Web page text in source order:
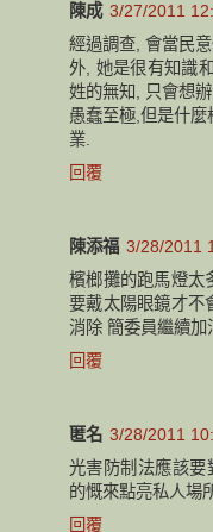
陳成 3/27/2011
經過調查, 會當民
外, 她是很有知識
姓的無知, 只會想
愚蠢至極,但是什
業.
回覆
陳添福 3/28/2011
檳榔攤的跑馬燈太
要戴太陽眼鏡才不
消除 簡委員繼續加
回覆
匿名 3/28/2011
光害防制法應該要
的慨來點亮私人場
回覆